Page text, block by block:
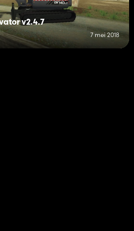
v2.4.7
7 mei 2018